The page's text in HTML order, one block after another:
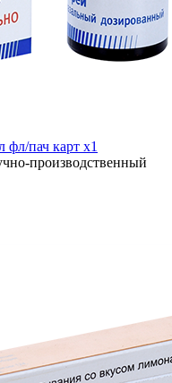
фл/пач карт x1
производственный